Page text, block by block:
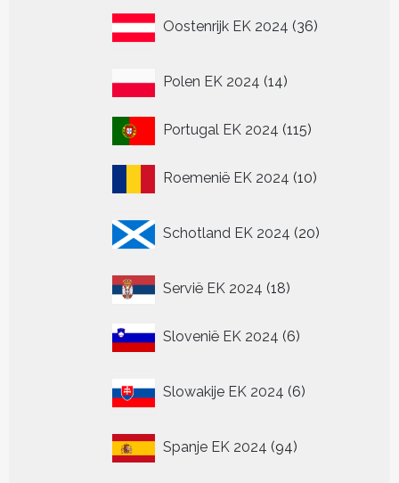
Oostenrijk EK 2024 36
producten
Polen EK 2024 1414
Portugal EK 2024 115115
Roemenië EK 2024 1010
Schotland EK 2024 20
producten
Servië EK 2024 1818
Slovenië EK 2024 66
Slowakije EK 2024 6
producten
Spanje EK 2024 9494